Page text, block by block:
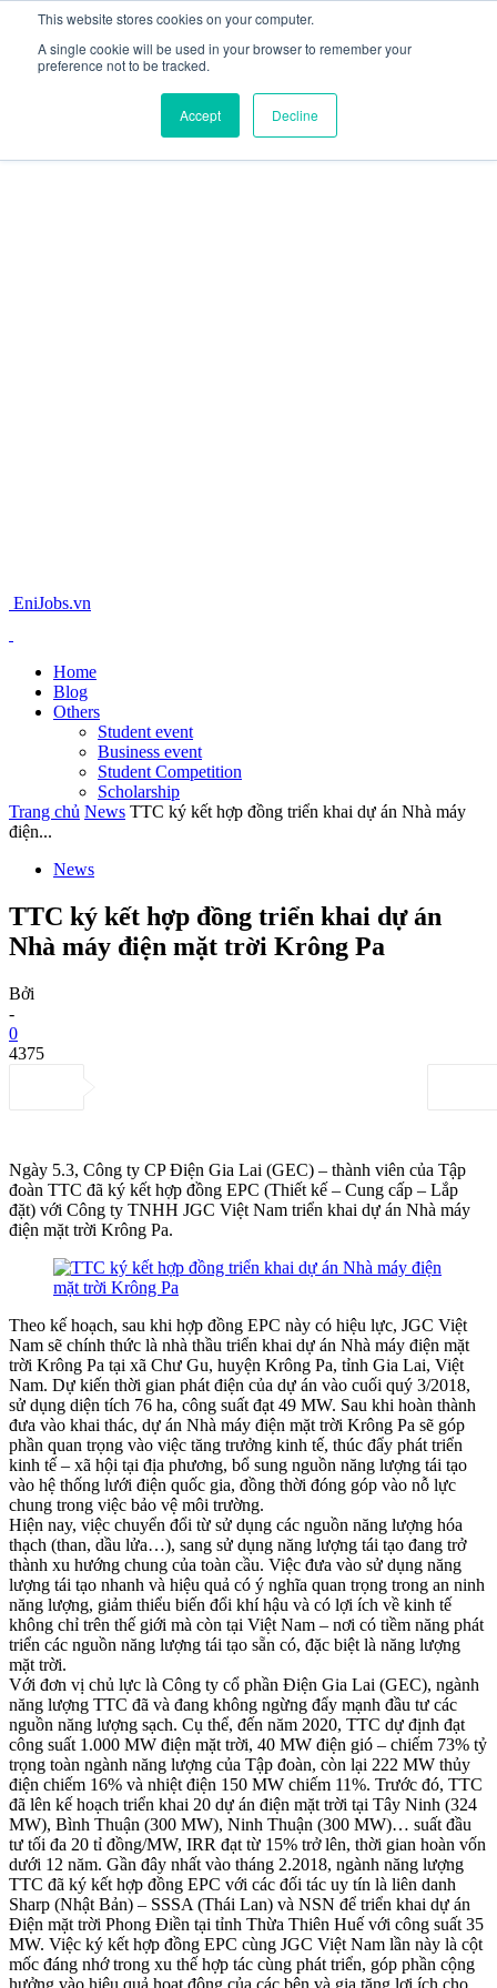
This website stores cookies on your computer.
A single cookie will be used in your browser to remember your
preference not to be tracked.
Accept Decline
EniJobs.vn
Home
Blog
Others
Student event
Business event
Student Competition
Scholarship
Trang chủ News TTC ký kết hợp đồng triển khai dự án Nhà máy
điện...
News
TTC ký kết hợp đồng triển khai dự án
Nhà máy điện mặt trời Krông Pa
Bởi
-
0
4375
Ngày 5.3, Công ty CP Điện Gia Lai (GEC) – thành viên của Tập
đoàn TTC đã ký kết hợp đồng EPC (Thiết kế – Cung cấp – Lắp
đặt) với Công ty TNHH JGC Việt Nam triển khai dự án Nhà máy
điện mặt trời Krông Pa.
Theo kế hoạch, sau khi hợp đồng EPC này có hiệu lực, JGC Việt
Nam sẽ chính thức là nhà thầu triển khai dự án Nhà máy điện mặt
trời Krông Pa tại xã Chư Gu, huyện Krông Pa, tỉnh Gia Lai, Việt
Nam. Dự kiến thời gian phát điện của dự án vào cuối quý 3/2018,
sử dụng diện tích 76 ha, công suất đạt 49 MW. Sau khi hoàn thành
đưa vào khai thác, dự án Nhà máy điện mặt trời Krông Pa sẽ góp
phần quan trọng vào việc tăng trưởng kinh tế, thúc đẩy phát triển
kinh tế – xã hội tại địa phương, bổ sung nguồn năng lượng tái tạo
vào hệ thống lưới điện quốc gia, đồng thời đóng góp vào nỗ lực
chung trong việc bảo vệ môi trường.
Hiện nay, việc chuyển đổi từ sử dụng các nguồn năng lượng hóa
thạch (than, dầu lửa…), sang sử dụng năng lượng tái tạo đang trở
thành xu hướng chung của toàn cầu. Việc đưa vào sử dụng năng
lượng tái tạo nhanh và hiệu quả có ý nghĩa quan trọng trong an ninh
năng lượng, giảm thiểu biến đổi khí hậu và có lợi ích về kinh tế
không chỉ trên thế giới mà còn tại Việt Nam – nơi có tiềm năng phát
triển các nguồn năng lượng tái tạo sẵn có, đặc biệt là năng lượng
mặt trời.
Với đơn vị chủ lực là Công ty cổ phần Điện Gia Lai (GEC), ngành
năng lượng TTC đã và đang không ngừng đẩy mạnh đầu tư các
nguồn năng lượng sạch. Cụ thể, đến năm 2020, TTC dự định đạt
công suất 1.000 MW điện mặt trời, 40 MW điện gió – chiếm 73% tỷ
trọng toàn ngành năng lượng của Tập đoàn, còn lại 222 MW thủy
điện chiếm 16% và nhiệt điện 150 MW chiếm 11%. Trước đó, TTC
đã lên kế hoạch triển khai 20 dự án điện mặt trời tại Tây Ninh (324
MW), Bình Thuận (300 MW), Ninh Thuận (300 MW)… suất đầu
tư tối đa 20 tỉ đồng/MW, IRR đạt từ 15% trở lên, thời gian hoàn vốn
dưới 12 năm. Gần đây nhất vào tháng 2.2018, ngành năng lượng
TTC đã ký kết hợp đồng EPC với các đối tác uy tín là liên danh
Sharp (Nhật Bản) – SSSA (Thái Lan) và NSN để triển khai dự án
Điện mặt trời Phong Điền tại tỉnh Thừa Thiên Huế với công suất 35
MW. Việc ký kết hợp đồng EPC cùng JGC Việt Nam lần này là cột
mốc đáng nhớ trong xu thế hợp tác cùng phát triển, góp phần cộng
hưởng vào hiệu quả hoạt động của các bên và gia tăng lợi ích cho